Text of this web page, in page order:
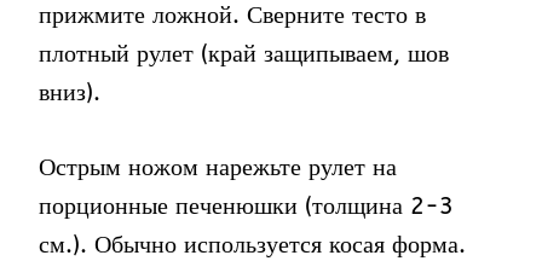
прижмите ложной. Сверните тесто в
плотный рулет (край защипываем, шов
вниз).
Острым ножом нарежьте рулет на
порционные печенюшки (толщина 2-3
см.). Обычно используется косая форма.